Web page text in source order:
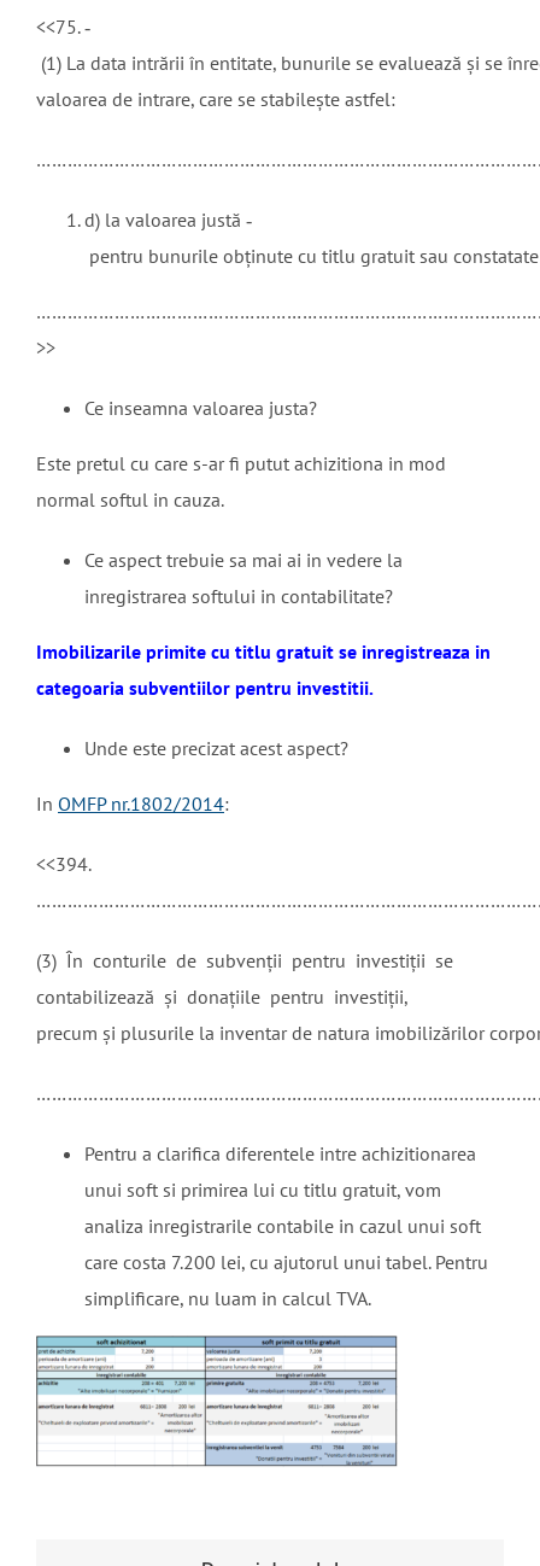
<<75. ‐
(1) La data intrării în entitate, bunurile se evaluează şi se
valoarea de intrare, care se stabileşte astfel:
d) la valoarea justă ‐
pentru bunurile obținute cu titlu gratuit sau
>>
Ce inseamna valoarea justa?
Este pretul cu care s-ar fi putut achizitiona in mod
normal softul in cauza.
Ce aspect trebuie sa mai ai in vedere la
inregistrarea softului in contabilitate?
Imobilizarile primite cu titlu gratuit se inregistreaza in
categoaria subventiilor pentru investitii.
Unde este precizat acest aspect?
In OMFP nr.1802/2014:
<<394.
(3) În conturile de subvenții pentru investiții se
contabilizează şi donațiile pentru investiții,
precum şi plusurile la inventar de natura imobilizărilor
Pentru a clarifica diferentele intre achizitionarea
unui soft si primirea lui cu titlu gratuit, vom
analiza inregistrarile contabile in cazul unui soft
care costa 7.200 lei, cu ajutorul unui tabel. Pentru
simplificare, nu luam in calcul TVA.